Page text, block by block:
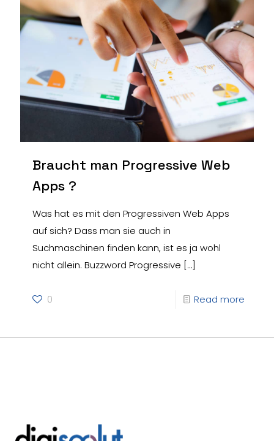
Braucht man Progressive Web
Apps ?
Was hat es mit den Progressiven Web Apps
auf sich? Dass man sie auch in
Suchmaschinen finden kann, ist es ja wohl
nicht allein. Buzzword Progressive […]
0 Read more